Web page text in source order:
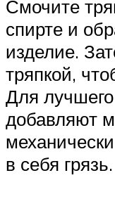
Смочите
спирте и
изделие.
тряпкой,
Для
добавляют
в себя грязь.